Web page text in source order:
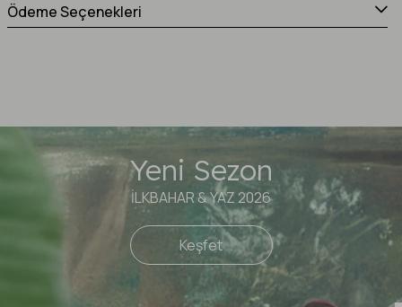
Ödeme Seçenekleri
Yeni Sezon
İLKBAHAR & YAZ 2026
Keşfet